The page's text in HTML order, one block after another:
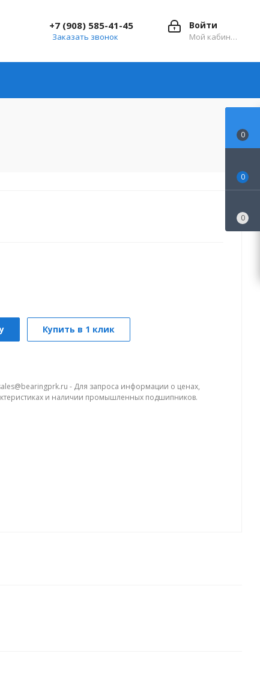
Войти
Мой кабинет
+7 (908) 585-41-45
Заказать звонок
Купить в 1 клик
- Для запроса информации о ценах,
и наличии промышленных подшипников.
0
0
0